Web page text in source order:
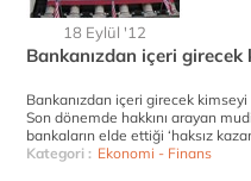
18 Eylül '12
Bankanızdan içeri girecek
Bankanızdan içeri girecek kimseyi
Son dönemde hakkını arayan
bankaların elde ettiği ‘haksız
Kategori : Ekonomi - Finans